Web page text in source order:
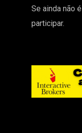
Se ainda não
participar.